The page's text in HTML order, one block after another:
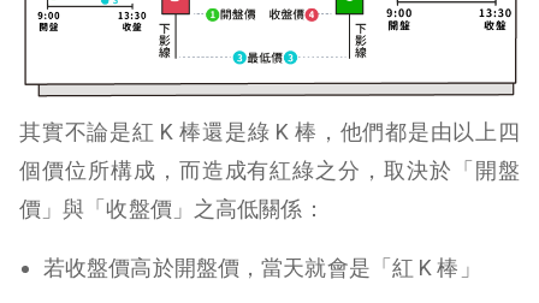
其實不論是紅 K 棒還是綠 K 棒，他們都是由以上四
個價位所構成，而造成有紅綠之分，取決於「開盤
價」與「收盤價」之高低關係：
若收盤價高於開盤價，當天就會是「紅 K 棒」